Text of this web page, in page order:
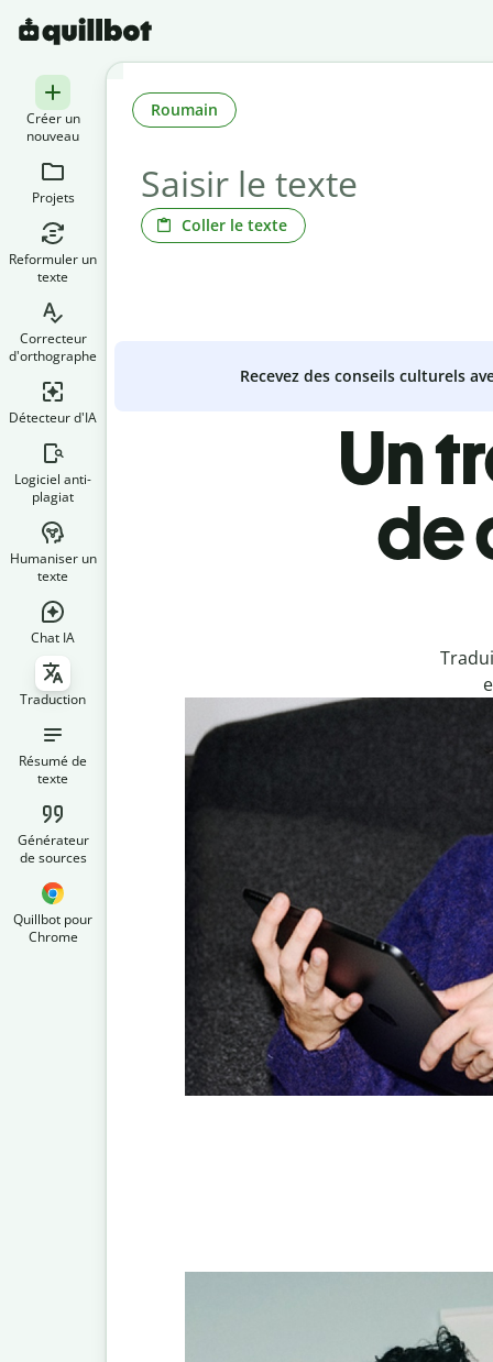
Créer un
nouveau
Projets
Reformuler un
texte
Correcteur
d'orthographe
Détecteur d'IA
Logiciel anti-
plagiat
Humaniser un
texte
Chat IA
Traduction
Résumé de
texte
Générateur
de sources
Quillbot pour
Chrome
Coller le texte
Roumain
Recevez des conseils culturels
Un
de